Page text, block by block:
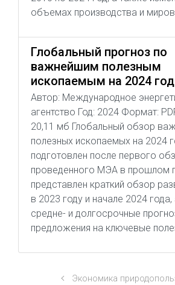
объемах производства и
Глобальный прогноз по
важнейшим полезным
ископаемым на 2024 год
Автор: Международное
агентство Год: 2024 Формат:
20,11 мб Глобальный обзор
полезных ископаемых на 2024
подготовлен после первого
проведенного МЭА в прошлом
представлен краткий обзор
в 2023 году и начале 2024
средне- и долгосрочные
предложения на ключевые
Экономика